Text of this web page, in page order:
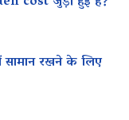
रखने के लिए